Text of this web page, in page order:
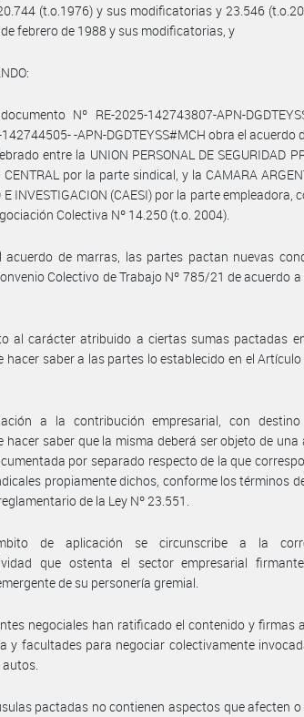
(t.o.1976) y sus modificatorias y 23.546
febrero de 1988 y sus modificatorias, y
Nº RE-2025-142743807-APN-
142744505- -APN-DGDTEYSS#MCH obra el acuerdo
entre la UNION PERSONAL DE SEGURIDAD
CENTRAL por la parte sindical, y la CAMARA
E INVESTIGACION (CAESI) por la parte
Colectiva Nº 14.250 (t.o. 2004).
acuerdo de marras, las partes pactan nuevas
Colectivo de Trabajo Nº 785/21 de acuerdo
al carácter atribuido a ciertas sumas pactadas
hacer saber a las partes lo establecido en el Artículo
a la contribución empresarial, con
hacer saber que la misma deberá ser objeto de una
por separado respecto de la que
propiamente dichos, conforme los términos
de la Ley Nº 23.551.
de aplicación se circunscribe a la
que ostenta el sector empresarial
de su personería gremial.
negociales han ratificado el contenido y firmas
y facultades para negociar colectivamente
pactadas no contienen aspectos que afecten